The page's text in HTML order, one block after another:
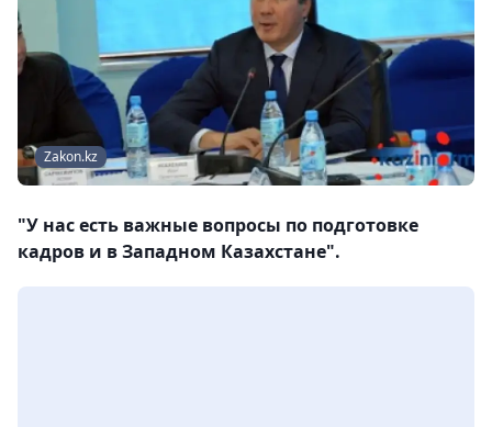
Zakon.kz
"У нас есть важные вопросы по подготовке
кадров и в Западном Казахстане".